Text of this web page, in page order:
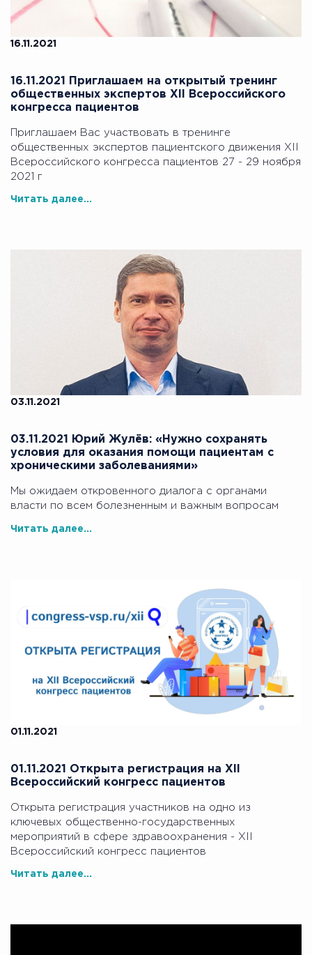
16.11.2021
16.11.2021 Приглашаем на открытый тренинг
общественных экспертов XII Всероссийского
конгресса пациентов
Приглашаем Вас участвовать в тренинге
общественных экспертов пациентского движения XII
Всероссийского конгресса пациентов 27 - 29 ноября
2021 г
Читать далее...
03.11.2021
03.11.2021 Юрий Жулёв: «Нужно сохранять
условия для оказания помощи пациентам с
хроническими заболеваниями»
Мы ожидаем откровенного диалога с органами
власти по всем болезненным и важным вопросам
Читать далее...
01.11.2021
01.11.2021 Открыта регистрация на ХII
Всероссийский конгресс пациентов
Открыта регистрация участников на одно из
ключевых общественно-государственных
мероприятий в сфере здравоохранения - ХII
Всероссийский конгресс пациентов
Читать далее...